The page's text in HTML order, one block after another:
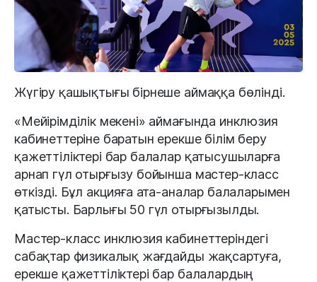
Жүгіру қашықтығы бірнеше аймаққа бөлінді.
«Мейірімділік мекені» аймағында инклюзия
кабинеттеріне баратын ерекше білім беру
қажеттіліктері бар балалар қатысушыларға
арнап гүл отырғызу бойынша мастер-класс
өткізді. Бұл акцияға ата-аналар балаларымен
қатысты. Барлығы 50 гүл отырғызылды.
Мастер-класс инклюзия кабинеттеріндегі
сабақтар физикалық жағдайды жақсартуға,
ерекше қажеттіліктері бар балалардың